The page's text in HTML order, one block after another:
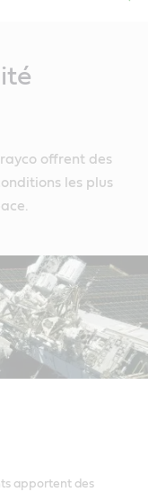
offrent des
les plus
apportent des